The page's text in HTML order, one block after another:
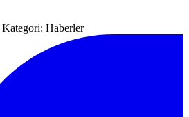
Kategori: Haberler